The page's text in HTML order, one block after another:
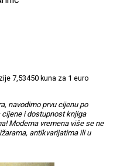
7,53450 kuna za 1 euro
navodimo prvu cijenu po
i dostupnost knjiga
Moderna vremena više se ne
antikvarijatima ili u